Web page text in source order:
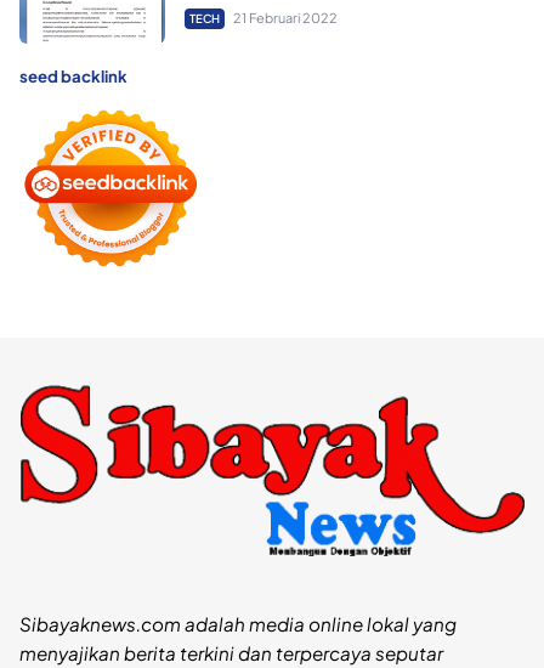
TECH 21 Februari 2022
seed backlink
Sibayaknews.com adalah media online lokal yang
menyajikan berita terkini dan terpercaya seputar